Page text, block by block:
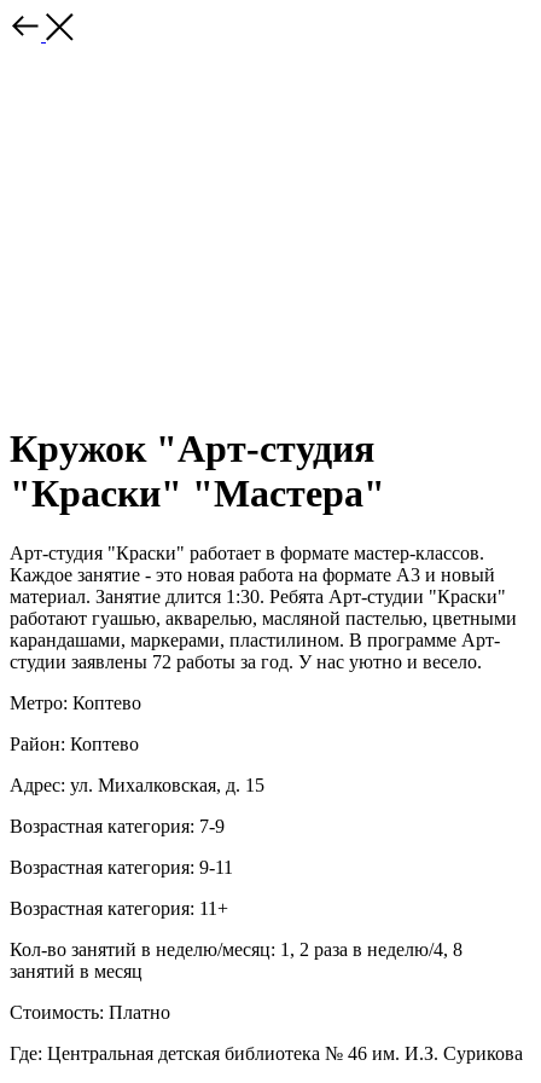
Кружок "Арт-студия
"Краски" "Мастера"
Арт-студия "Краски" работает в формате мастер-классов.
Каждое занятие - это новая работа на формате А3 и новый
материал. Занятие длится 1:30. Ребята Арт-студии "Краски"
работают гуашью, акварелью, масляной пастелью, цветными
карандашами, маркерами, пластилином. В программе Арт-
студии заявлены 72 работы за год. У нас уютно и весело.
Метро: Коптево
Район: Коптево
Адрес: ул. Михалковская, д. 15
Возрастная категория: 7-9
Возрастная категория: 9-11
Возрастная категория: 11+
Кол-во занятий в неделю/месяц: 1, 2 раза в неделю/4, 8
занятий в месяц
Стоимость: Платно
Где: Центральная детская библиотека № 46 им. И.З. Сурикова